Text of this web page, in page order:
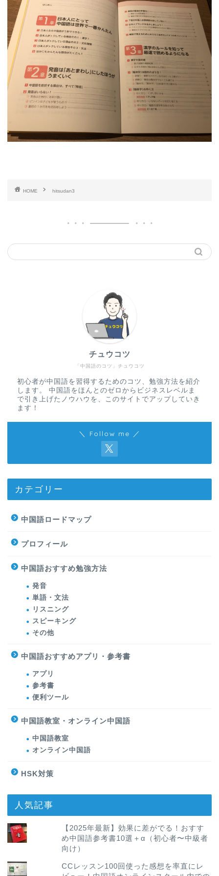
HOME hitsudan3
「中国語のコツ」チュウコツ
チュウコツ
初心者が中国語を習得するためのコツ、勉強方法を紹介
します。 中国語をほんとのゼロからビジネスレベルま
で引き上げたノウハウを、このサイトでアップしていき
ます！
＼ Follow me ／
カテゴリー
中国語ロードマップ
プロフィール
中国語おすすめ勉強方法
発音
単語・文法
リスニング
スピーキング
その他
中国語おすすめアプリ・参考書
アプリ
参考書
便利ツール
中国語教室・オンライン中国語
中国語教室
オンライン中国語
HSK対策
人気記事
【2025年最新】効果に差がでる！おすす
め中国語参考書10選＋α（初心者〜中級者
向け）
CCレッスン100回使った感想を率直にレ